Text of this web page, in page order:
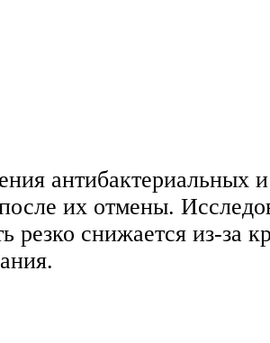
антибактериальных и
их отмены.
снижается из-за